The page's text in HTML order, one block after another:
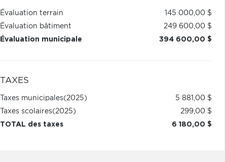
Évaluation terrain
145 000,00 $
Évaluation bâtiment
249 600,00 $
Évaluation municipale
394 600,00 $
TAXES
Taxes municipales(2025)
5 881,00 $
Taxes scolaires(2025)
299,00 $
TOTAL des taxes
6 180,00 $